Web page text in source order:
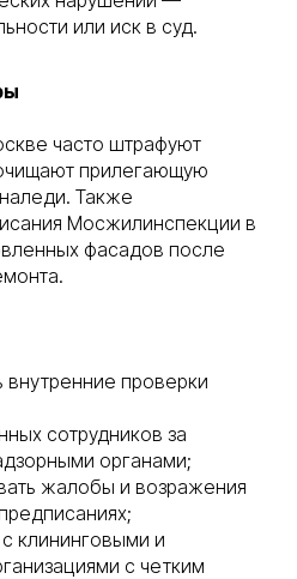
или иск в суд.
часто штрафуют
прилегающую
Также
Мосжилинспекции в
фасадов после
внутренние проверки
сотрудников за
органами;
жалобы и возражения
клининговыми и
с четким